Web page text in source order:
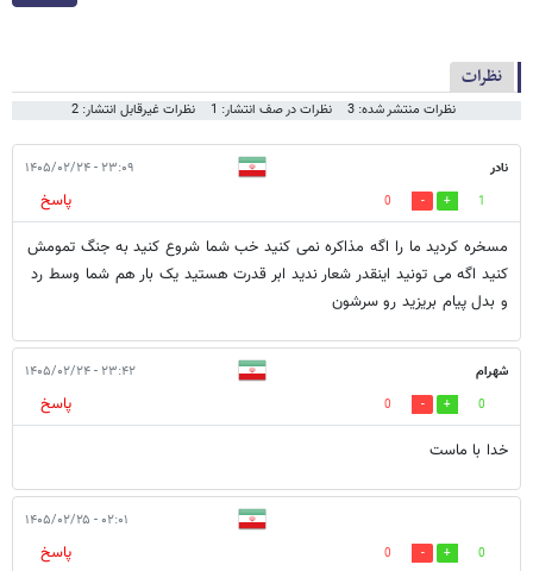
نظرات
نظرات منتشر شده: 3 نظرات در صف انتشار: 1 نظرات غیرقابل انتشار: 2
نادر ۲۳:۰۹ - ۱۴۰۵/۰۲/۲۴
1
0
پاسخ
مسخره کردید ما را اگه مذاکره نمی کنید خب شما شروع کنید به جنگ تمومش
کنید اگه می تونید اینقدر شعار ندید ابر قدرت هستید یک بار هم شما وسط رد
و بدل پیام بریزید رو سرشون
شهرام ۲۳:۴۲ - ۱۴۰۵/۰۲/۲۴
0
0
پاسخ
خدا با ماست
۰۲:۰۱ - ۱۴۰۵/۰۲/۲۵
0
0
پاسخ